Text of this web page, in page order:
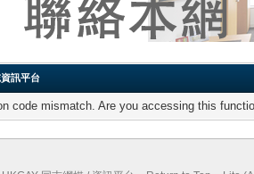
訊平台
code mismatch. Are you accessing this